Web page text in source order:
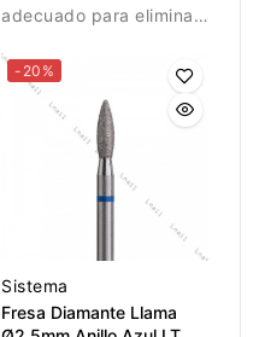
adecuado para eliminar
trabajos más intensivos.
-20%
Sistema
Fresa Diamante Llama